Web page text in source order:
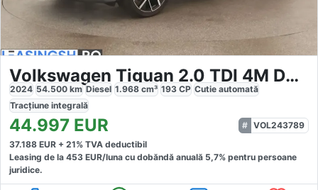
Volkswagen Tiguan 2.0 TDI 4M DSG R-Line
2024 54.500 km Diesel 1.968 cm³ 193 CP Cutie automată
Tracțiune integrală
44.997 EUR
VOL243789
37.188 EUR + 21% TVA deductibil
Leasing de la 453 EUR/luna cu dobăndă anuală 5,7% pentru persoane
juridice.